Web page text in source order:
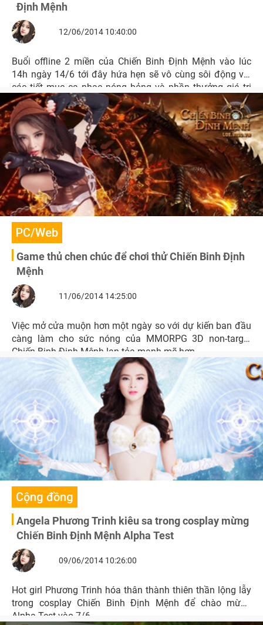
Định Mệnh
12/06/2014 10:40:00
Buổi offline 2 miền của Chiến Binh Định Mệnh vào lúc
14h ngày 14/6 tới đây hứa hẹn sẽ vô cùng sôi động với
các tiết mục ca nhạc nóng bỏng và phần thưởng giá trị
dành cho khách tham dự.
PC/Web
Game thủ chen chúc để chơi thử Chiến Binh Định
Mệnh
11/06/2014 14:25:00
Việc mở cửa muộn hơn một ngày so với dự kiến ban đầu
càng làm cho sức nóng của MMORPG 3D non-target
Chiến Binh Định Mệnh lan tỏa mạnh mẽ hơn.
Cộng đồng
Angela Phương Trinh kiêu sa trong cosplay mừng
Chiến Binh Định Mệnh Alpha Test
09/06/2014 10:26:00
Hot girl Phương Trinh hóa thân thành thiên thần lộng lẫy
trong cosplay Chiến Binh Định Mệnh để chào mừng
Alpha Test vào 7/6.